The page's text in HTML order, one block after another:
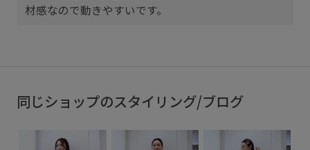
材感なので動きやすいです。
同じショップのスタイリング/ブログ